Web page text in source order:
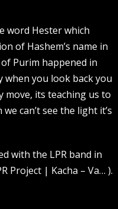
word Hester which
of Hashem’s name in
Purim happened in
you look back you
move, its teaching us to
can’t see the light it’s
with the LPR band in
Project | Kacha – Va… ).